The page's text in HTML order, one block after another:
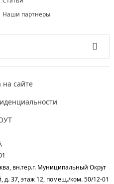
Наши партнеры
на сайте
вн.тер.г. Муниципальный Округ
д. 37, этаж 12, помещ./ком. 50/12-01